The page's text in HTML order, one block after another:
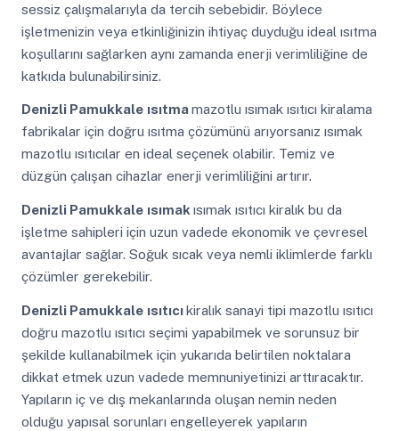
sessiz çalışmalarıyla da tercih sebebidir. Böylece
işletmenizin veya etkinliğinizin ihtiyaç duyduğu ideal ısıtma
koşullarını sağlarken aynı zamanda enerji verimliliğine de
katkıda bulunabilirsiniz.
Denizli Pamukkale ısıtmamazotlu ısımak ısıtıcı kiralama
fabrikalar için doğru ısıtma çözümünü arıyorsanız ısımak
mazotlu ısıtıcılar en ideal seçenek olabilir. Temiz ve
düzgün çalışan cihazlar enerji verimliliğini artırır.
Denizli Pamukkale ısımak ısımak ısıtıcı kiralık bu da
işletme sahipleri için uzun vadede ekonomik ve çevresel
avantajlar sağlar. Soğuk sıcak veya nemli iklimlerde farklı
çözümler gerekebilir.
Denizli Pamukkale ısıtıcıkiralık sanayi tipi mazotlu ısıtıcı
doğru mazotlu ısıtıcı seçimi yapabilmek ve sorunsuz bir
şekilde kullanabilmek için yukarıda belirtilen noktalara
dikkat etmek uzun vadede memnuniyetinizi arttıracaktır.
Yapıların iç ve dış mekanlarında oluşan nemin neden
olduğu yapısal sorunları engelleyerek yapıların